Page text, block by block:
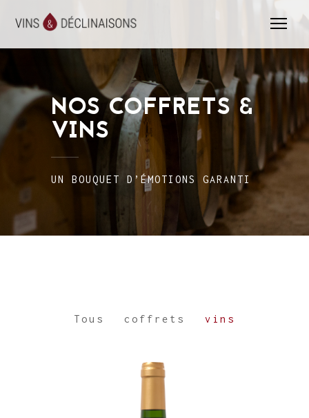
NOS COFFRETS &
VINS
UN BOUQUET D’ÉMOTIONS GARANTI
Tous coffrets vins